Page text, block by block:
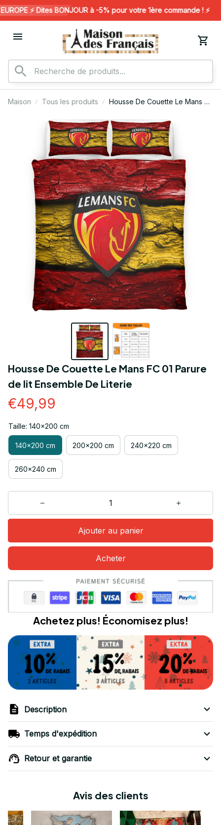
⚡️ Dites BONJOUR à -5% pour votre 1ère commande ! ⚡️
Maison Tous les produits
Housse De Couette Le Mans FC
Literie
Housse De Couette Le Mans FC 01 Parure
de lit Ensemble De Literie
€49,99
Taille: 140x200 cm
140x200 cm 200x200 cm 240x220 cm
260x240 cm
Ajouter au panier
Acheter
Achetez plus! Économisez plus!
Description
Temps d'expédition
Retour et garantie
Avis des clients